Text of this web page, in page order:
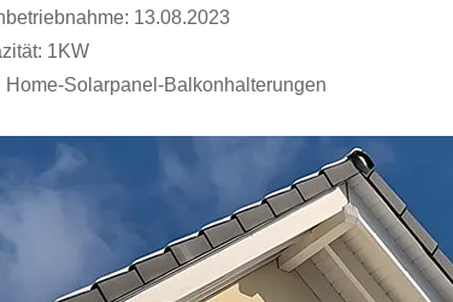
13.08.2023
1KW
Home-Solarpanel-Balkonhalterungen